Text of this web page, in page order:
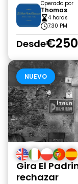
Operado por
Thomas
4 horas
7:30 PM
Desde
NUEVO
Gira El
rechazar